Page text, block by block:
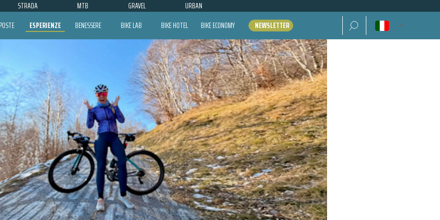
STRADA MTB GRAVEL URBAN
ESPERIENZE BENESSERE BIKE LAB BIKE HOTEL BIKE ECONOMY NEWSLETTER Ricerca per: